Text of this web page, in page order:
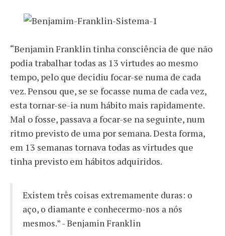
“Benjamin Franklin tinha consciência de que não
podia trabalhar todas as 13 virtudes ao mesmo
tempo, pelo que decidiu focar-se numa de cada
vez. Pensou que, se se focasse numa de cada vez,
esta tornar-se-ia num hábito mais rapidamente.
Mal o fosse, passava a focar-se na seguinte, num
ritmo previsto de uma por semana. Desta forma,
em 13 semanas tornava todas as virtudes que
tinha previsto em hábitos adquiridos.
Existem três coisas extremamente duras: o
aço, o diamante e conhecermo-nos a nós
mesmos.” - Benjamin Franklin